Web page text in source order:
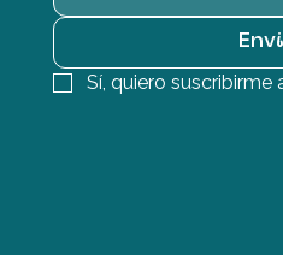
Sí, quiero suscribirme